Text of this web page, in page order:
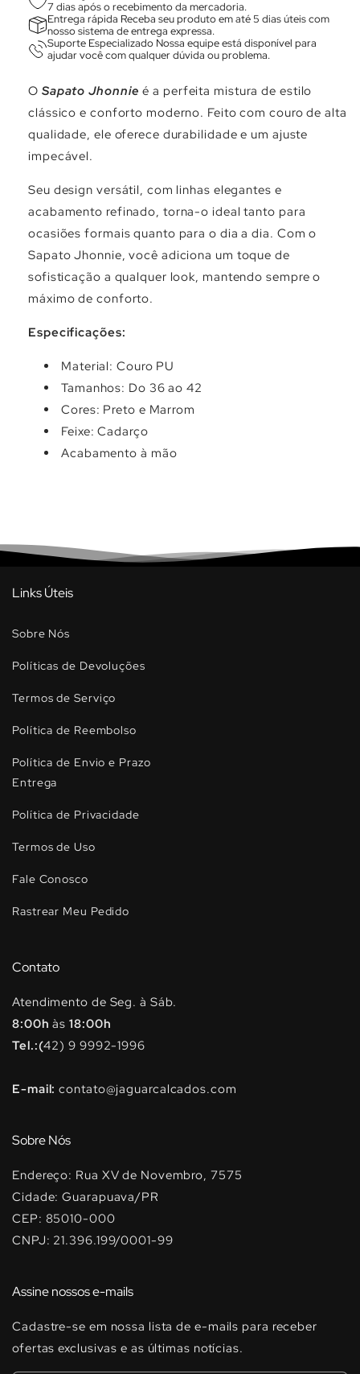
7 dias após o recebimento da mercadoria.
Entrega rápida Receba seu produto em até 5 dias úteis com
nosso sistema de entrega expressa.
Suporte Especializado Nossa equipe está disponível para
ajudar você com qualquer dúvida ou problema.
O Sapato Jhonnie é a perfeita mistura de estilo
clássico e conforto moderno. Feito com couro de alta
qualidade, ele oferece durabilidade e um ajuste
impecável.
Seu design versátil, com linhas elegantes e
acabamento refinado, torna-o ideal tanto para
ocasiões formais quanto para o dia a dia. Com o
Sapato Jhonnie, você adiciona um toque de
sofisticação a qualquer look, mantendo sempre o
máximo de conforto.
Especificações:
Material: Couro PU
Tamanhos: Do 36 ao 42
Cores: Preto e Marrom
Feixe: Cadarço
Acabamento à mão
Links Úteis
Sobre Nós
Políticas de Devoluções
Termos de Serviço
Política de Reembolso
Política de Envio e Prazo
Entrega
Política de Privacidade
Termos de Uso
Fale Conosco
Rastrear Meu Pedido
Contato
Atendimento de Seg. à Sáb.
8:00h às18:00h
Tel.:(42) 9 9992-1996
E-mail:contato@jaguarcalcados.com
Sobre Nós
Endereço: Rua XV de Novembro, 7575
Cidade: Guarapuava/PR
CEP: 85010-000
CNPJ: 21.396.199/0001-99
Assine nossos e-mails
Cadastre-se em nossa lista de e-mails para receber
ofertas exclusivas e as últimas notícias.